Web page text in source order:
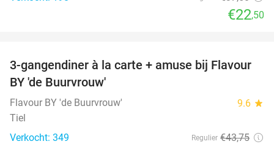
€22,50
38%
3-gangendiner à la carte + amuse bij Flavour
BY 'de Buurvrouw'
Flavour BY 'de Buurvrouw' 9.6 star
Tiel
Verkocht: 349
Regulier €43,75